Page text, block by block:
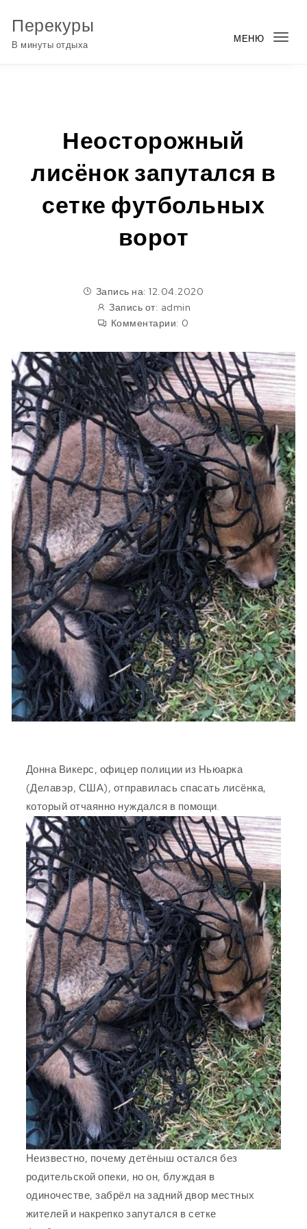
Перекуры
В минуты отдыха
МЕНЮ
Неосторожный
лисёнок запутался в
сетке футбольных
ворот
Запись на: 12.04.2020
Запись от: admin
Комментарии: 0
Донна Викерс, офицер полиции из Ньюарка
(Делавэр, США), отправилась спасать лисёнка,
который отчаянно нуждался в помощи.
Неизвестно, почему детёныш остался без
родительской опеки, но он, блуждая в
одиночестве, забрёл на задний двор местных
жителей и накрепко запутался в сетке